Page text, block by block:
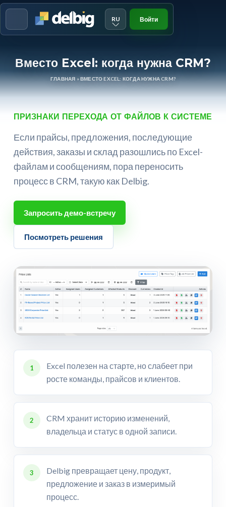
RU Войти
Вместо Excel: когда нужна CRM?
ГЛАВНАЯ »ВМЕСТО EXCEL: КОГДА НУЖНА CRM?
ПРИЗНАКИ ПЕРЕХОДА ОТ ФАЙЛОВ К СИСТЕМЕ
Если прайсы, предложения, последующие
действия, заказы и склад разошлись по Excel-
файлам и сообщениям, пора переносить
процесс в CRM, такую как Delbig.
Запросить демо-встречу
Посмотреть решения
1
Excel полезен на старте, но слабеет при
росте команды, прайсов и клиентов.
2
CRM хранит историю изменений,
владельца и статус в одной записи.
3
Delbig превращает цену, продукт,
предложение и заказ в измеримый
процесс.